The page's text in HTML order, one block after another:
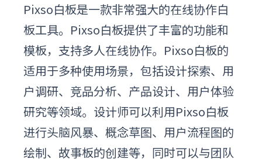
Pixso白板是一款非常强大的在线协作白
板工具。 Pixso白板提供了丰富的功能和
模板， 支持多人在线协作。 Pixso白板的
适用于多种使用场景， 包括设计探索、 用
户调研、 竞品分析、 产品设计、 用户体验
研究等领域。 设计师可以利用Pixso白板
进行头脑风暴、概念草图、用户流程图的
绘制、故事板的创建等，同时可以与团队